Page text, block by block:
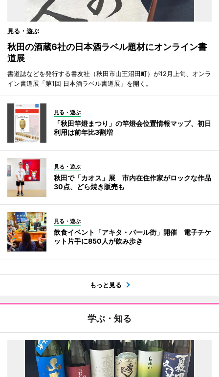
見る・遊ぶ
秋田の酒蔵6社の日本酒ラベル題材にオンライン書
道展
書道誌などを発行する書友社（秋田市山王沼田町）が12月上旬、オンラ
イン書道展「第1回 日本酒ラベル書道展」を開く。
見る・遊ぶ
「秋田竿燈まつり」の竿燈会位置情報マップ、初日
利用は前年比3割増
見る・遊ぶ
秋田で「カオス」展 市内在住作家がロックな作品
30点、どら焼き販売も
見る・遊ぶ
飲食イベント「アキタ・バール街」開催 電子チケ
ット片手に850人が飲み歩き
もっと見る
学ぶ・知る